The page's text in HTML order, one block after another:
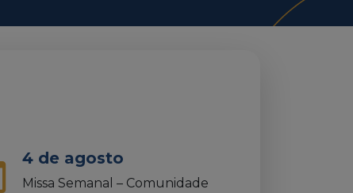
4 de agosto
Missa Semanal – Comunidade